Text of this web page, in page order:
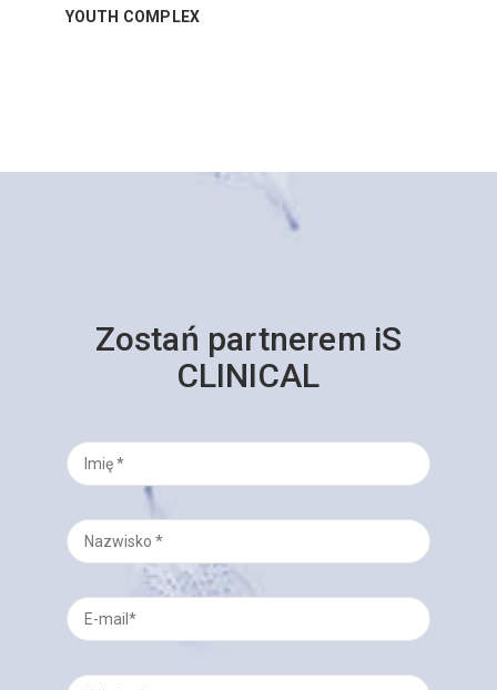
YOUTH COMPLEX
Zostań partnerem iS
CLINICAL